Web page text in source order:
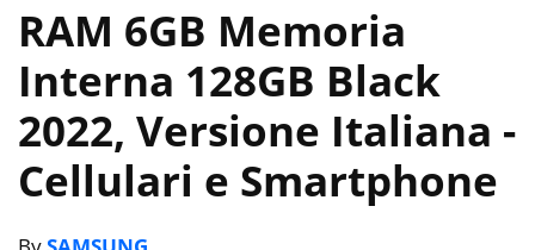
RAM 6GB Memoria
Interna 128GB Black
2022, Versione Italiana -
Cellulari e Smartphone